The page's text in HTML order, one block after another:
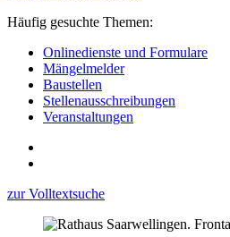
Häufig gesuchte Themen:
Onlinedienste und Formulare
Mängelmelder
Baustellen
Stellenausschreibungen
Veranstaltungen
zur Volltextsuche